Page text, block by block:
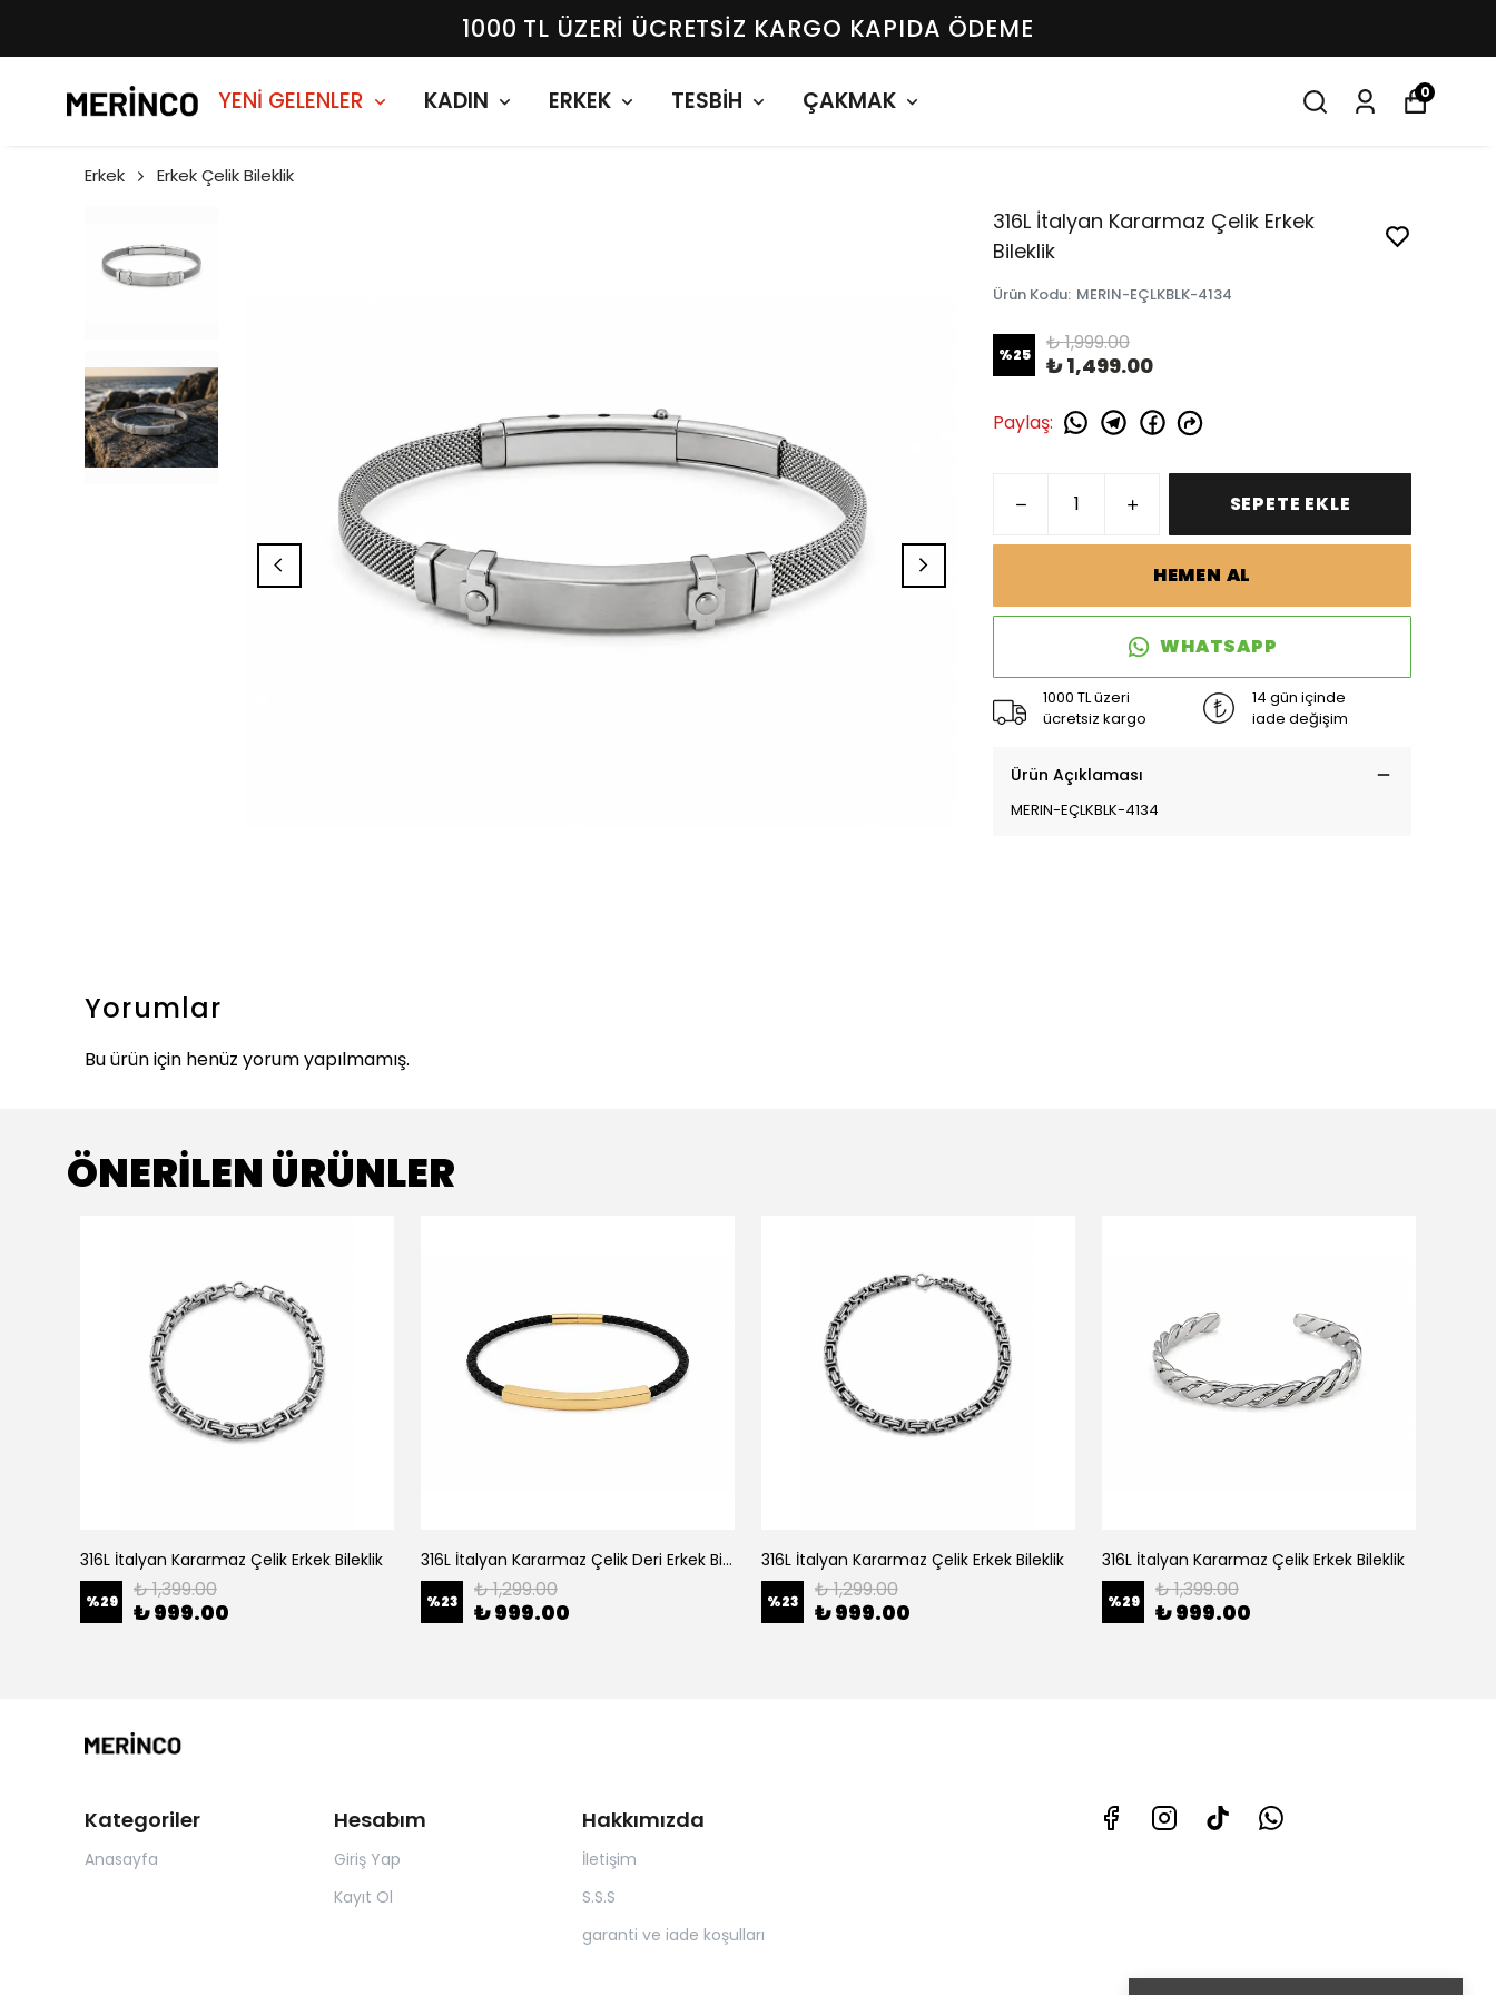
1000 TL ÜZERI ÜCRETSIZ KARGO KAPIDA ÖDEME
YENİ GELENLER KADIN ERKEK TESBİH ÇAKMAK 0
Erkek Erkek Çelik Bileklik
316L İtalyan Kararmaz Çelik Erkek
Bileklik
Ürün Kodu: MERIN-EÇLKBLK-4134
%25 ₺ 1,999.00
₺ 1,499.00
Paylaş:
SEPETE EKLE
HEMEN AL
WHATSAPP
1000 TL üzeri
ücretsiz kargo
14 gün içinde
iade değişim
Ürün Açıklaması
MERIN-EÇLKBLK-4134
Yorumlar
Bu ürün için henüz yorum yapılmamış.
ÖNERİLEN ÜRÜNLER
316L İtalyan Kararmaz Çelik Erkek Bileklik
%29 ₺ 1,399.00
₺ 999.00
316L İtalyan Kararmaz Çelik Deri Erkek Bileklik
%23 ₺ 1,299.00
₺ 999.00
316L İtalyan Kararmaz Çelik Erkek Bileklik
%23 ₺ 1,299.00
₺ 999.00
316L İtalyan Kararmaz Çelik Erkek Bileklik
%29 ₺ 1,399.00
₺ 999.00
Kategoriler
Anasayfa
Hesabım
Giriş Yap
Kayıt Ol
Hakkımızda
İletişim
S.S.S
garanti ve iade koşulları